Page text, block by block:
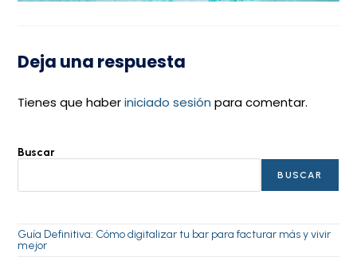
Deja una respuesta
Tienes que haberiniciado sesión para comentar.
Buscar
BUSCAR
Guía Definitiva: Cómo digitalizar tu bar para facturar más y vivir
mejor